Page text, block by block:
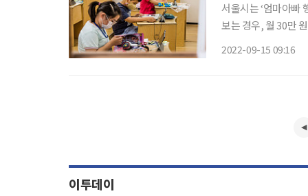
서울시는 ‘엄마아빠
보는 경우, 월 30만
2022-09-15 09:16
이투데이